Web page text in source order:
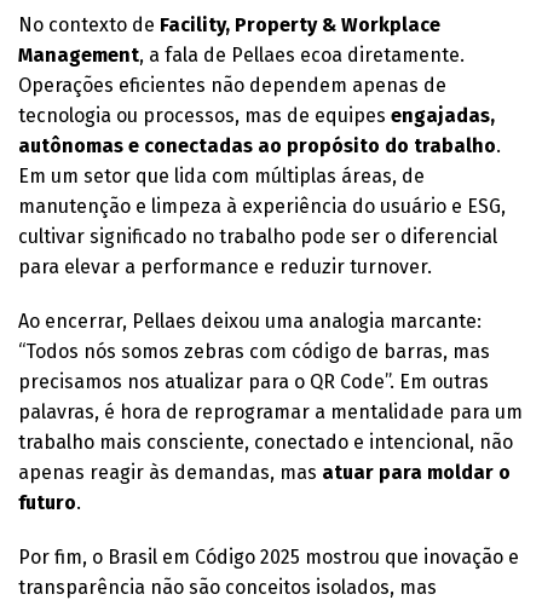
No contexto de Facility, Property & Workplace
Management, a fala de Pellaes ecoa diretamente.
Operações eficientes não dependem apenas de
tecnologia ou processos, mas de equipes engajadas,
autônomas e conectadas ao propósito do trabalho.
Em um setor que lida com múltiplas áreas, de
manutenção e limpeza à experiência do usuário e ESG,
cultivar significado no trabalho pode ser o diferencial
para elevar a performance e reduzir turnover.
Ao encerrar, Pellaes deixou uma analogia marcante:
“Todos nós somos zebras com código de barras, mas
precisamos nos atualizar para o QR Code”. Em outras
palavras, é hora de reprogramar a mentalidade para um
trabalho mais consciente, conectado e intencional, não
apenas reagir às demandas, mas atuar para moldar o
futuro.
Por fim, o Brasil em Código 2025 mostrou que inovação e
transparência não são conceitos isolados, mas